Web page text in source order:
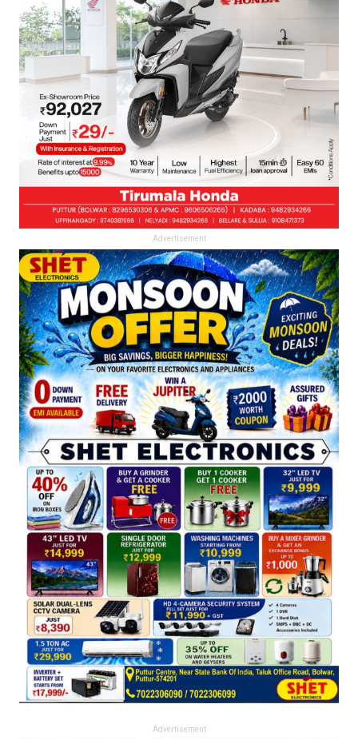
Advertisement
Advertisement